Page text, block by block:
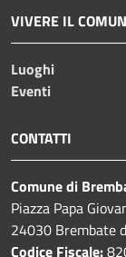
VIVERE IL
Luoghi
Eventi
CONTATTI
Comune di
Piazza Papa
24030 Brembate
Codice Fiscale: